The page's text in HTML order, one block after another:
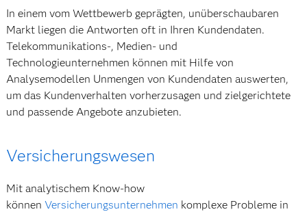
In einem vom Wettbewerb geprägten, unüberschaubaren
Markt liegen die Antworten oft in Ihren Kundendaten.
Telekommunikations-, Medien- und
Technologieunternehmen können mit Hilfe von
Analysemodellen Unmengen von Kundendaten auswerten,
um das Kundenverhalten vorherzusagen und zielgerichtete
und passende Angebote anzubieten.
Versicherungswesen
Mit analytischem Know-how
können Versicherungsunternehmen komplexe Probleme in